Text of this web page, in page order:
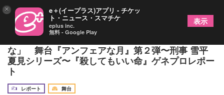
篠田麻里子「またひとつ雪平夏見に近づいたか
な」 舞台『アンフェアな月』第２弾〜刑事 雪平
夏見シリーズ〜『殺してもいい命』ゲネプロレポー
ト
レポート
舞台
× e＋(イープラス)アプリ - チケッ
ト・ニュース・スマチケ
eplus inc.
無料 - Google Play
表示